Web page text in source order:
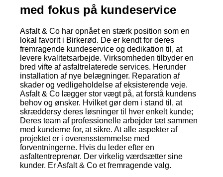
med fokus på kundeservice
Asfalt & Co har opnået en stærk position som en
lokal favorit i Birkerød. De er kendt for deres
fremragende kundeservice og dedikation til, at
levere kvalitetsarbejde. Virksomheden tilbyder en
bred vifte af asfaltrelaterede services. Herunder
installation af nye belægninger. Reparation af
skader og vedligeholdelse af eksisterende veje.
Asfalt & Co lægger stor vægt på, at forstå kundens
behov og ønsker. Hvilket gør dem i stand til, at
skræddersy deres løsninger til hver enkelt kunde;
Deres team af professionelle arbejder tæt sammen
med kunderne for, at sikre. At alle aspekter af
projektet er i overensstemmelse med
forventningerne. Hvis du leder efter en
asfaltentreprenør. Der virkelig værdsætter sine
kunder. Er Asfalt & Co et fremragende valg.